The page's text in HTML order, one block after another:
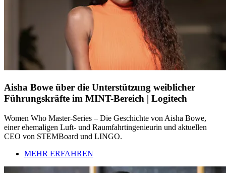
Aisha Bowe über die Unterstützung weiblicher
Führungskräfte im MINT-Bereich | Logitech
Women Who Master-Series – Die Geschichte von Aisha Bowe,
einer ehemaligen Luft- und Raumfahrtingenieurin und aktuellen
CEO von STEMBoard und LINGO.
MEHR ERFAHREN